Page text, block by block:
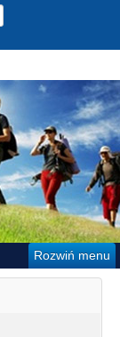
Rozwiń menu